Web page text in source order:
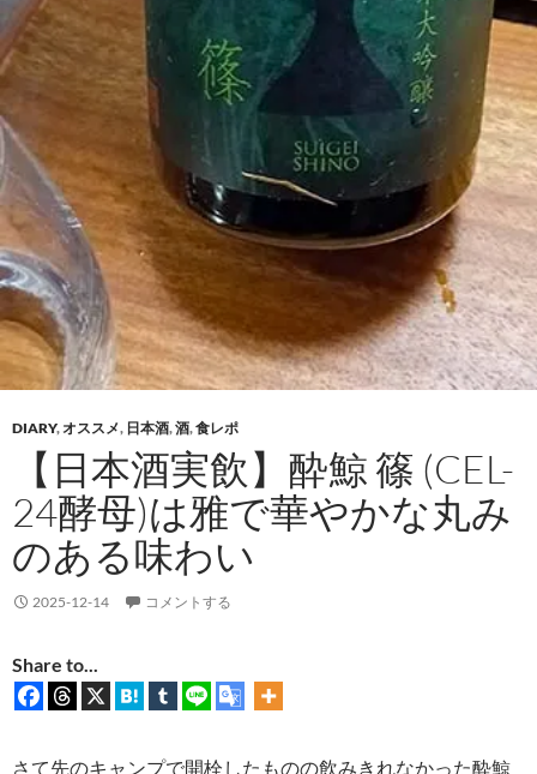
DIARY,オススメ, 日本酒,酒,食レポ
【日本酒実飲】酔鯨 篠 (CEL-
24酵母)は雅で華やかな丸み
のある味わい
2025-12-14 コメントする
Share to...
さて先のキャンプで開栓したものの飲みきれなかった酔鯨